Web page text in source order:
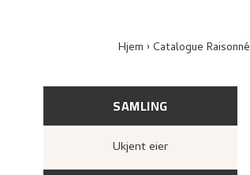
Hjem Catalogue Raisonné
SAMLING
Ukjent eier